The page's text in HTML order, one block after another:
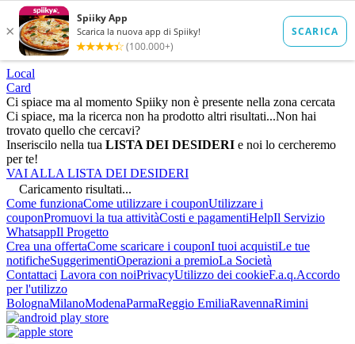
Local
Card
Ci spiace ma al momento Spiiky non è presente nella zona cercata
Ci spiace, ma la ricerca non ha prodotto altri risultati...Non hai
trovato quello che cercavi?
Inseriscilo nella tua LISTA DEI DESIDERI e noi lo cercheremo
per te!
VAI ALLA LISTA DEI DESIDERI
Caricamento risultati...
Come funzionaCome utilizzare i couponUtilizzare i
couponPromuovi la tua attivitàCosti e pagamentiHelpIl Servizio
WhatsappIl Progetto
Crea una offertaCome scaricare i couponI tuoi acquistiLe tue
notificheSuggerimentiOperazioni a premioLa Società
Contattaci Lavora con noiPrivacyUtilizzo dei cookieF.a.q.Accordo
per l'utilizzo
BolognaMilanoModenaParmaReggio EmiliaRavennaRimini